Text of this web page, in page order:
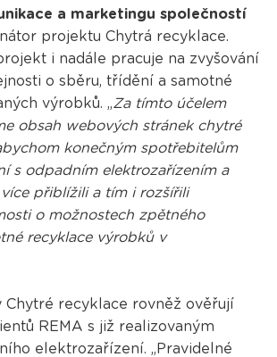
a marketingu společností
projektu Chytrá recyklace.
i nadále pracuje na zvyšování
o sběru, třídění a samotné
výrobků. „Za tímto účelem
obsah webových stránek chytré
konečným spotřebitelům
s odpadním elektrozařízením a
přiblížili a tím i rozšířili
o možnostech zpětného
recyklace výrobků v
recyklace rovněž ověřují
REMA s již realizovaným
elektrozařízení. „Pravidelné